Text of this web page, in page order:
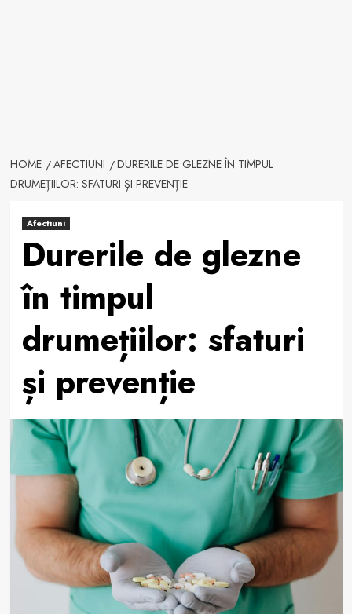
HOME AFECTIUNI
DURERILE DE GLEZNE ÎN TIMPUL
DRUMEȚIILOR: SFATURI ȘI PREVENȚIE
Afectiuni
Durerile de glezne
în timpul
drumețiilor: sfaturi
și prevenție